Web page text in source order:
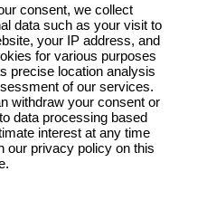
consent, we collect
data such as your visit to
your IP address, and
for various purposes
precise location analysis
of our services.
withdraw your consent or
data processing based
interest at any time
our privacy policy on this